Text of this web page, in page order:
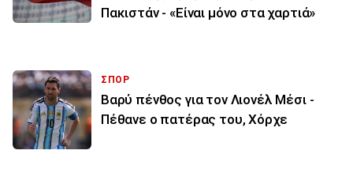
Πακιστάν - «Είναι μόνο στα χαρτιά»
ΣΠΟΡ
Βαρύ πένθος για τον Λιονέλ Μέσι -
Πέθανε ο πατέρας του, Χόρχε